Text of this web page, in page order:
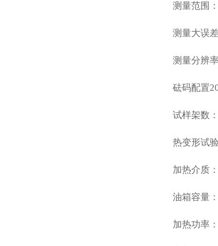
测量范围
测量大误
测量分辨
砝码配置
试样架数
热变形试
加热介质
油箱容量
加热功率